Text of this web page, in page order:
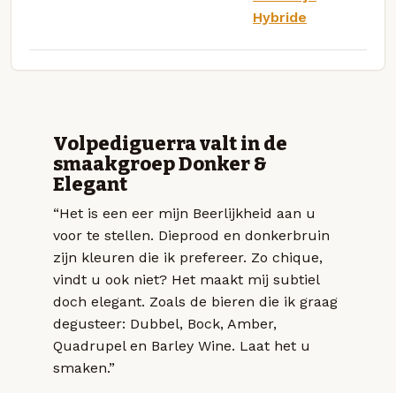
Hybride
Volpediguerra valt in de
smaakgroep Donker &
Elegant
“Het is een eer mijn Beerlijkheid aan u
voor te stellen. Dieprood en donkerbruin
zijn kleuren die ik prefereer. Zo chique,
vindt u ook niet? Het maakt mij subtiel
doch elegant. Zoals de bieren die ik graag
degusteer: Dubbel, Bock, Amber,
Quadrupel en Barley Wine. Laat het u
smaken.”